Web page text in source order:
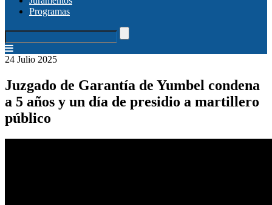
Programas
24 Julio 2025
Juzgado de Garantía de Yumbel condena
a 5 años y un día de presidio a martillero
público